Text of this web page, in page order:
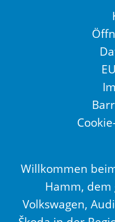
Willkommen
Hamm,
Volkswagen,